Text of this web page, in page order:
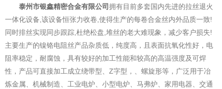
泰州市银鑫精密合金有限公司拥有目前多套国内先进的拉丝退火
一体化设备,该设备恒张力收卷,使得生产的每卷合金丝内外品质一致!
同时排丝实现同步跟踪,杜绝松盘,堆丝的老大难现象，减少客户损失!
主要生产的镍铬电阻丝产品杂质低，纯度高，且表面抗氧化性好，电
阻率稳定，耐腐蚀，具有较好的加工性能和较高的高温强度及可焊
性，产品可直接加工成立绕带型、Z字型，、螺旋形等，广泛用于冶
炼金属、机械制造、工业电炉、小型电炉、马弗炉、家用电器、交通